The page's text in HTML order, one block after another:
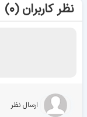
نظر کاربران (۰)
ارسال نظر